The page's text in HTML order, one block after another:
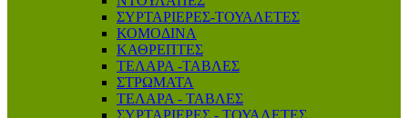
ΣΥΡΤΑΡΙΕΡΕΣ-ΤΟΥΑΛΕΤΕΣ
ΚΟΜΟΔΙΝΑ
ΚΑΘΡΕΠΤΕΣ
ΤΕΛΑΡΑ -ΤΑΒΛΕΣ
ΣΤΡΩΜΑΤΑ
ΤΕΛΑΡΑ - ΤΑΒΛΕΣ
ΣΥΡΤΑΡΙΕΡΕΣ - ΤΟΥΑΛΕΤΕΣ